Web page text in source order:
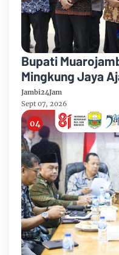
Bupati
Mingkung Jaya
Mandiri 2026
Jambi24Jam
Sept 07, 2026